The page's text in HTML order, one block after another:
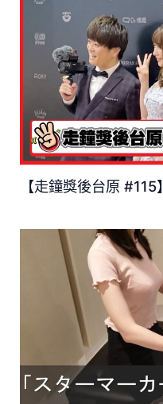
【走鐘獎後台原 #115】